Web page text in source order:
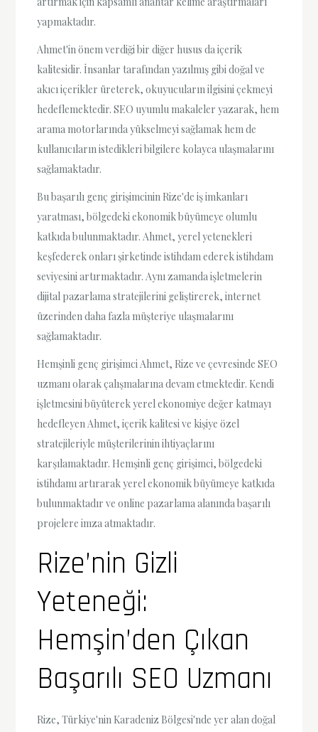
yapmaktadır.
Ahmet'in önem verdiği bir diğer husus da içerik
kalitesidir. İnsanlar tarafından yazılmış gibi doğal ve
akıcı içerikler üreterek, okuyucuların ilgisini çekmeyi
hedeflemektedir. SEO uyumlu makaleler yazarak, hem
arama motorlarında yükselmeyi sağlamak hem de
kullanıcıların istedikleri bilgilere kolayca ulaşmalarını
sağlamaktadır.
Bu başarılı genç girişimcinin Rize'de iş imkanları
yaratması, bölgedeki ekonomik büyümeye olumlu
katkıda bulunmaktadır. Ahmet, yerel yetenekleri
keşfederek onları şirketinde istihdam ederek istihdam
seviyesini artırmaktadır. Aynı zamanda işletmelerin
dijital pazarlama stratejilerini geliştirerek, internet
üzerinden daha fazla müşteriye ulaşmalarını
sağlamaktadır.
Hemşinli genç girişimci Ahmet, Rize ve çevresinde SEO
uzmanı olarak çalışmalarına devam etmektedir. Kendi
işletmesini büyüterek yerel ekonomiye değer katmayı
hedefleyen Ahmet, içerik kalitesi ve kişiye özel
stratejileriyle müşterilerinin ihtiyaçlarını
karşılamaktadır. Hemşinli genç girişimci, bölgedeki
istihdamı artırarak yerel ekonomik büyümeye katkıda
bulunmaktadır ve online pazarlama alanında başarılı
projelere imza atmaktadır.
Rize’nin Gizli
Yeteneği:
Hemşin’den Çıkan
Başarılı SEO Uzmanı
Rize, Türkiye'nin Karadeniz Bölgesi'nde yer alan doğal